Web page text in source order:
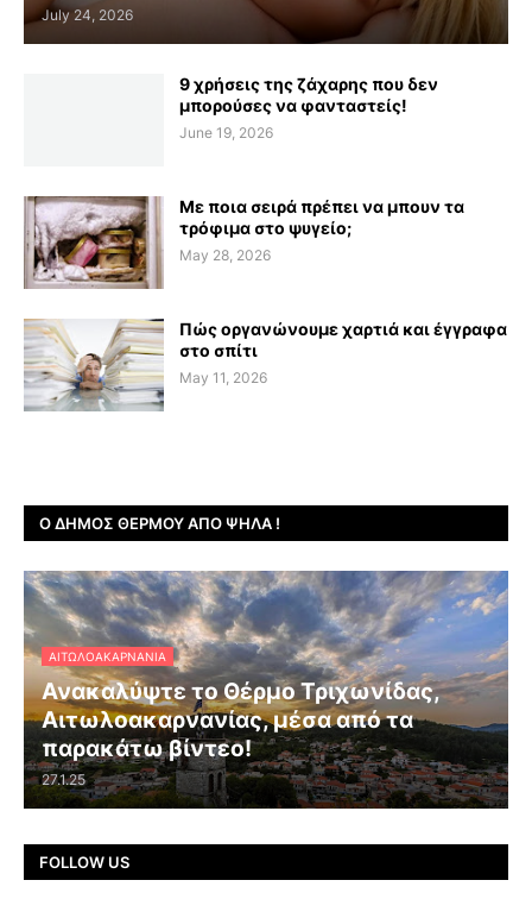
July 24, 2026
9 χρήσεις της ζάχαρης που δεν
μπορούσες να φανταστείς!
June 19, 2026
Με ποια σειρά πρέπει να μπουν τα
τρόφιμα στο ψυγείο;
May 28, 2026
Πώς οργανώνουμε χαρτιά και έγγραφα
στο σπίτι
May 11, 2026
Ο ΔΉΜΟΣ ΘΈΡΜΟΥ ΑΠΌ ΨΗΛΆ !
ΑΙΤΩΛΟΑΚΑΡΝΑΝΊΑ
Ανακαλύψτε το Θέρμο Τριχωνίδας,
Αιτωλοακαρνανίας, μέσα από τα
παρακάτω βίντεο!
27.1.25
FOLLOW US